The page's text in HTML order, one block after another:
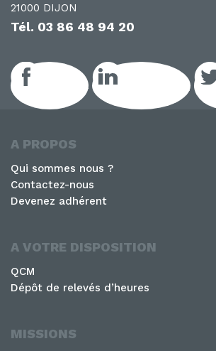
21000 DIJON
Tél. 03 86 48 94 20
Facebook LinkedIn GEIQ
A PROPOS
Qui sommes nous ?
Contactez-nous
Devenez adhérent
A VOTRE DISPOSITION
QCM
Dépôt de relevés d’heures
MISSIONS